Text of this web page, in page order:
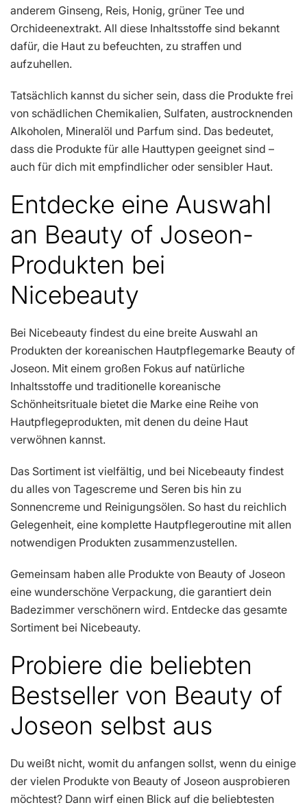
anderem Ginseng, Reis, Honig, grüner Tee und
Orchideenextrakt. All diese Inhaltsstoffe sind bekannt
dafür, die Haut zu befeuchten, zu straffen und
aufzuhellen.
Tatsächlich kannst du sicher sein, dass die Produkte frei
von schädlichen Chemikalien, Sulfaten, austrocknenden
Alkoholen, Mineralöl und Parfum sind. Das bedeutet,
dass die Produkte für alle Hauttypen geeignet sind –
auch für dich mit empfindlicher oder sensibler Haut.
Entdecke eine Auswahl
an Beauty of Joseon-
Produkten bei
Nicebeauty
Bei Nicebeauty findest du eine breite Auswahl an
Produkten der koreanischen Hautpflegemarke Beauty of
Joseon. Mit einem großen Fokus auf natürliche
Inhaltsstoffe und traditionelle koreanische
Schönheitsrituale bietet die Marke eine Reihe von
Hautpflegeprodukten, mit denen du deine Haut
verwöhnen kannst.
Das Sortiment ist vielfältig, und bei Nicebeauty findest
du alles von Tagescreme und Seren bis hin zu
Sonnencreme und Reinigungsölen. So hast du reichlich
Gelegenheit, eine komplette Hautpflegeroutine mit allen
notwendigen Produkten zusammenzustellen.
Gemeinsam haben alle Produkte von Beauty of Joseon
eine wunderschöne Verpackung, die garantiert dein
Badezimmer verschönern wird. Entdecke das gesamte
Sortiment bei Nicebeauty.
Probiere die beliebten
Bestseller von Beauty of
Joseon selbst aus
Du weißt nicht, womit du anfangen sollst, wenn du einige
der vielen Produkte von Beauty of Joseon ausprobieren
möchtest? Dann wirf einen Blick auf die beliebtesten